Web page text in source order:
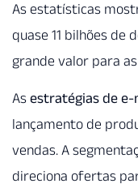
As estatísticas
quase 11 bilhões de
grande valor para
As estratégias de
lançamento de
vendas. A
direciona ofertas